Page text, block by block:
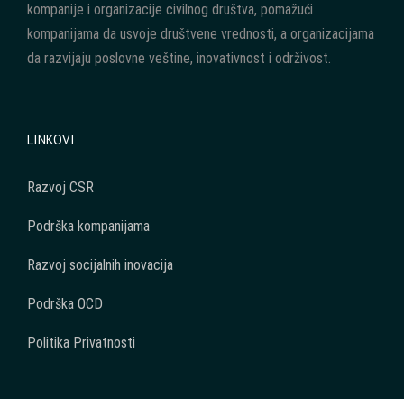
kompanije i organizacije civilnog društva, pomažući
kompanijama da usvoje društvene vrednosti, a organizacijama
da razvijaju poslovne veštine, inovativnost i održivost.
LINKOVI
Razvoj CSR
Podrška kompanijama
Razvoj socijalnih inovacija
Podrška OCD
Politika Privatnosti